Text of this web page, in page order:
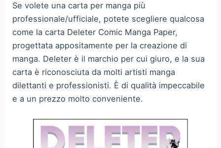
Se volete una carta per manga più
professionale/ufficiale, potete scegliere qualcosa
come la carta Deleter Comic Manga Paper,
progettata appositamente per la creazione di
manga. Deleter è il marchio per cui giuro, e la sua
carta è riconosciuta da molti artisti manga
dilettanti e professionisti. È di qualità impeccabile
e a un prezzo molto conveniente.